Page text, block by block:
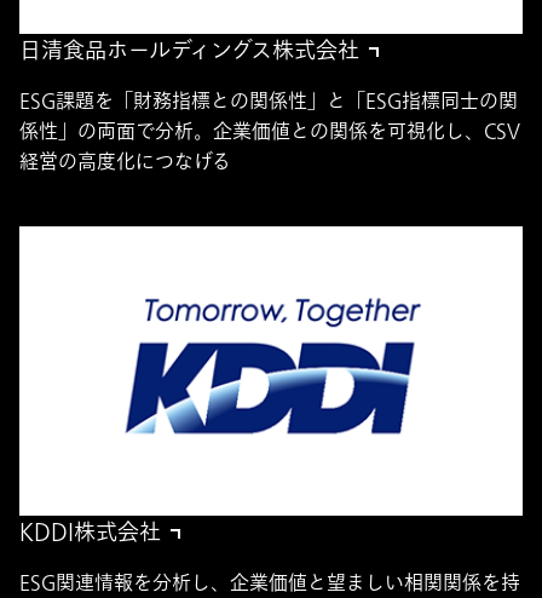
日清食品ホールディングス株式会社
ESG課題を「財務指標との関係性」と「ESG指標同士の関
係性」の両面で分析。企業価値との関係を可視化し、CSV
経営の高度化につなげる
KDDI株式会社
ESG関連情報を分析し、企業価値と望ましい相関関係を持